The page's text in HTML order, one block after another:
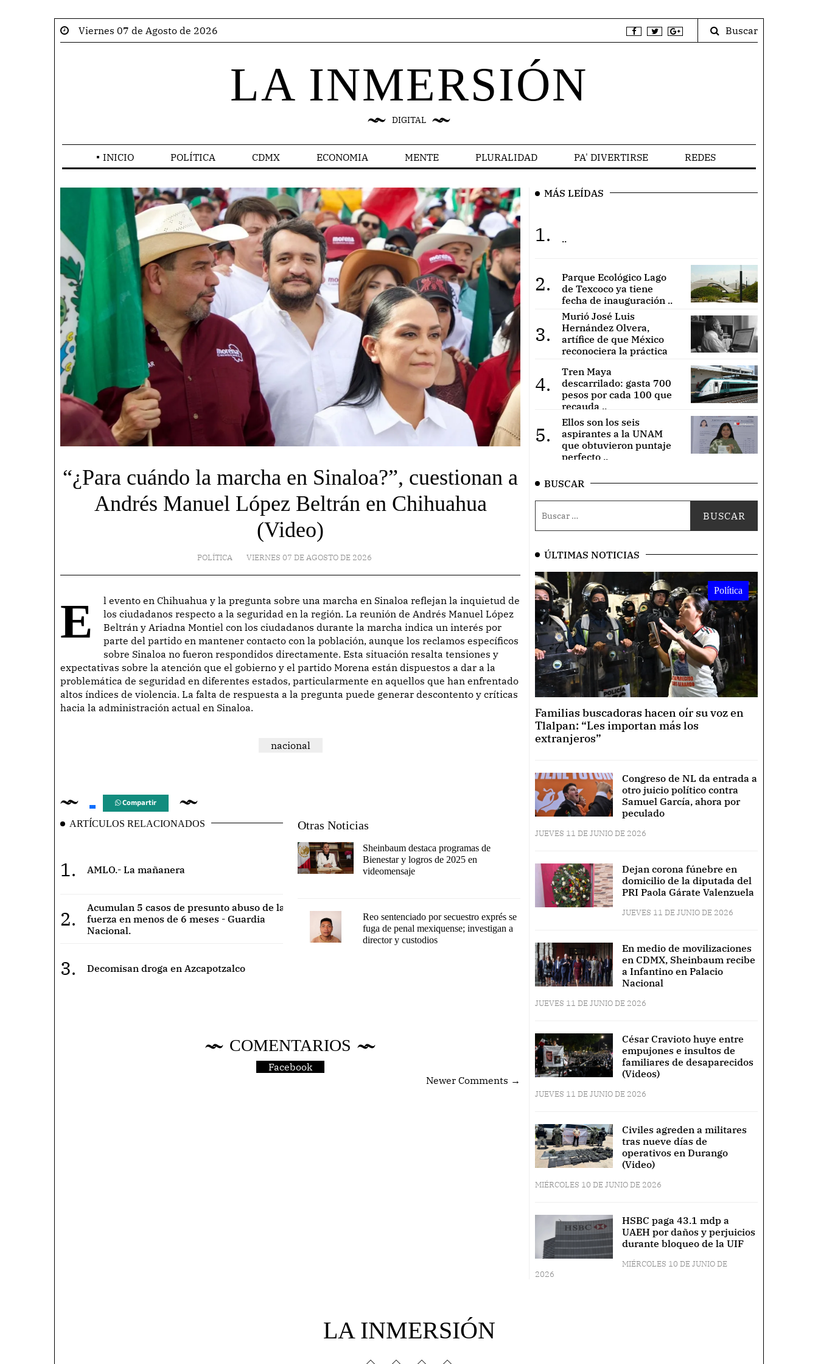
Viernes 07 de Agosto de 2026 Buscar
LA INMERSIÓN
DIGITAL
INICIO POLÍTICA CDMX ECONOMIA MENTE PLURALIDAD PA' DIVERTIRSE REDES
“¿Para cuándo la marcha en Sinaloa?”, cuestionan a
Andrés Manuel López Beltrán en Chihuahua
(Video)
POLÍTICA VIERNES 07 DE AGOSTO DE 2026
El evento en Chihuahua y la pregunta sobre una marcha en Sinaloa reflejan la inquietud de
los ciudadanos respecto a la seguridad en la región. La reunión de Andrés Manuel López
Beltrán y Ariadna Montiel con los ciudadanos durante la marcha indica un interés por
parte del partido en mantener contacto con la población, aunque los reclamos específicos
sobre Sinaloa no fueron respondidos directamente. Esta situación resalta tensiones y
expectativas sobre la atención que el gobierno y el partido Morena están dispuestos a dar a la
problemática de seguridad en diferentes estados, particularmente en aquellos que han enfrentado
altos índices de violencia. La falta de respuesta a la pregunta puede generar descontento y críticas
hacia la administración actual en Sinaloa.
nacional
Compartir
ARTÍCULOS RELACIONADOS
1. AMLO.- La mañanera
2.
Acumulan 5 casos de presunto abuso de la
fuerza en menos de 6 meses - Guardia
Nacional.
3. Decomisan droga en Azcapotzalco
Otras Noticias
Sheinbaum destaca programas de
Bienestar y logros de 2025 en
videomensaje
Reo sentenciado por secuestro exprés se
fuga de penal mexiquense; investigan a
director y custodios
COMENTARIOS
Facebook
Newer Comments →
MÁS LEÍDAS
1. ..
2.
Parque Ecológico Lago
de Texcoco ya tiene
fecha de inauguración ..
3.
Murió José Luis
Hernández Olvera,
artífice de que México
reconociera la práctica
4.
Tren Maya
descarrilado: gasta 700
pesos por cada 100 que
recauda ..
5.
Ellos son los seis
aspirantes a la UNAM
que obtuvieron puntaje
perfecto ..
BUSCAR
ÚLTIMAS NOTICIAS
Política
Familias buscadoras hacen oír su voz en
Tlalpan: “Les importan más los
extranjeros”
Congreso de NL da entrada a
otro juicio político contra
Samuel García, ahora por
peculado
JUEVES 11 DE JUNIO DE 2026
Dejan corona fúnebre en
domicilio de la diputada del
PRI Paola Gárate Valenzuela
JUEVES 11 DE JUNIO DE 2026
En medio de movilizaciones
en CDMX, Sheinbaum recibe
a Infantino en Palacio
Nacional
JUEVES 11 DE JUNIO DE 2026
César Cravioto huye entre
empujones e insultos de
familiares de desaparecidos
(Videos)
JUEVES 11 DE JUNIO DE 2026
Civiles agreden a militares
tras nueve días de
operativos en Durango
(Video)
MIÉRCOLES 10 DE JUNIO DE 2026
HSBC paga 43.1 mdp a
UAEH por daños y perjuicios
durante bloqueo de la UIF
MIÉRCOLES 10 DE JUNIO DE
2026
LA INMERSIÓN